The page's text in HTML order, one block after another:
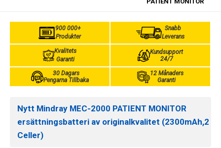
900 000+
Produkter
Snabb
Leverans
Kvalitets
Garanti
Kundsupport
24/7
30 Dagars
Pengarna Tillbaka
12 Månaders
Garanti
Nytt Mindray MEC-2000 PATIENT MONITOR
ersättningsbatteri av originalkvalitet (2300mAh,2
Celler)